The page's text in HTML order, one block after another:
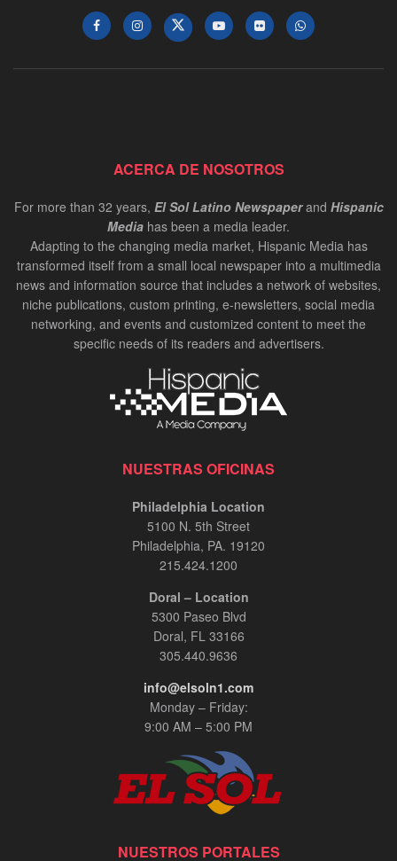
ACERCA DE NOSOTROS
For more than 32 years, El Sol Latino Newspaperand Hispanic
Media has been a media leader.
Adapting to the changing media market, Hispanic Media has
transformed itself from a small local newspaper into a multimedia
news and information source that includes a network of websites,
niche publications, custom printing, e-newsletters, social media
networking, and events and customized content to meet the
specific needs of its readers and advertisers.
NUESTRAS OFICINAS
Philadelphia Location
5100 N. 5th Street
Philadelphia, PA. 19120
215.424.1200
Doral – Location
5300 Paseo Blvd
Doral, FL 33166
305.440.9636
info@elsoln1.com
Monday – Friday:
9:00 AM – 5:00 PM
NUESTROS PORTALES